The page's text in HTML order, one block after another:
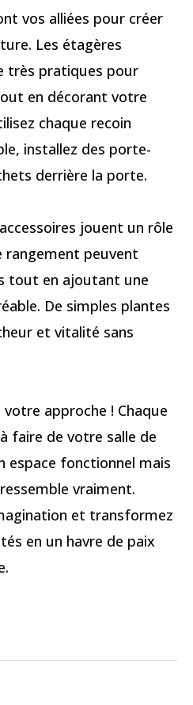
vos alliées pour créer
Les étagères
très pratiques pour
en décorant votre
chaque recoin
installez des porte-
derrière la porte.
jouent un rôle
rangement peuvent
tout en ajoutant une
De simples plantes
et vitalité sans
approche ! Chaque
faire de votre salle de
espace fonctionnel mais
vraiment.
et transformez
en un havre de paix